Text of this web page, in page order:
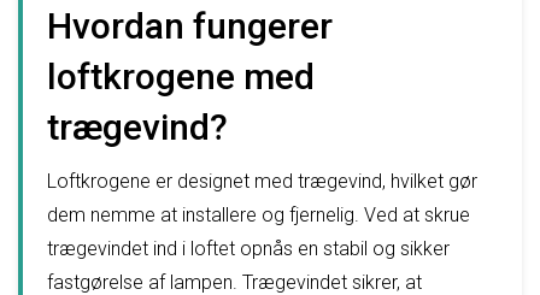
Hvordan fungerer
loftkrogene med
trægevind?
Loftkrogene er designet med trægevind, hvilket gør
dem nemme at installere og fjernelig. Ved at skrue
trægevindet ind i loftet opnås en stabil og sikker
fastgørelse af lampen. Trægevindet sikrer, at